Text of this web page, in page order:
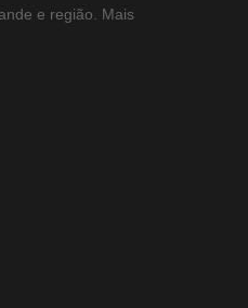
e região. Mais